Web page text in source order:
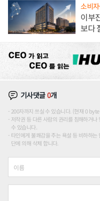
소비
이부
보다
기사댓글0개
200자까지 쓰실 수 있습니다. (현재 0
저작권 등 다른 사람의 권리를 침해하거
수 있습니다.
타인에게 불쾌감을 주는 욕설 등 비하하
단에 의해 삭제 합니다.